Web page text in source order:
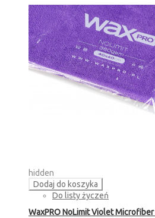
hidden
Dodaj do koszyka
Do listy życzeń
WaxPRO NoLimit Violet